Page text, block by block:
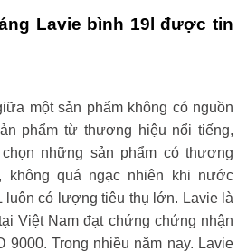
Lavie bình 19l được tin
một sản phẩm không có nguồn
phẩm từ thương hiệu nổi tiếng,
những sản phẩm có thương
không quá ngạc nhiên khi nước
luôn có lượng tiêu thụ lớn. Lavie là
Việt Nam đạt chứng chứng nhận
9000. Trong nhiều năm nay. Lavie